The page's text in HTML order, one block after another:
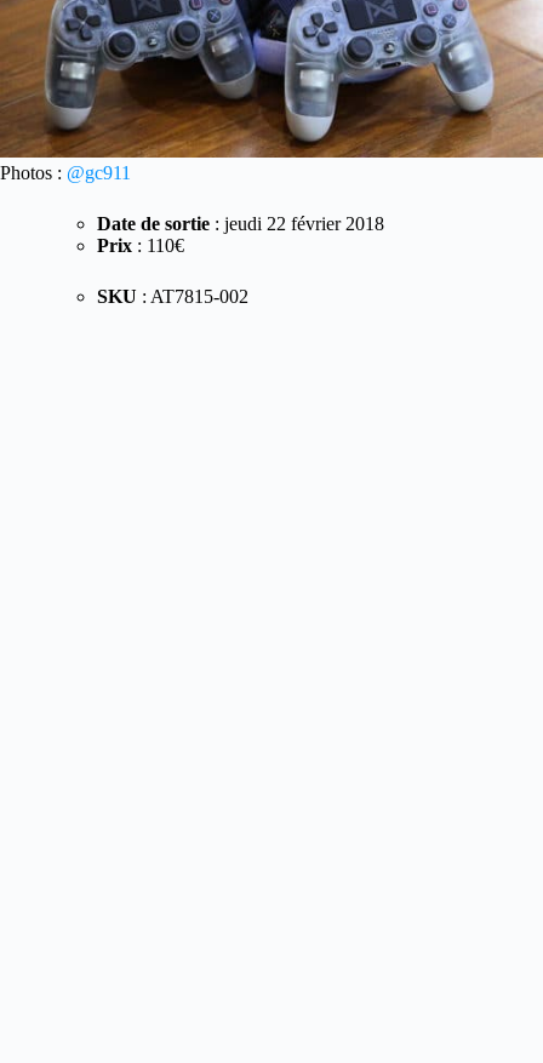
Photos : @gc911
Date de sortie : jeudi 22 février 2018
Prix : 110€
SKU : AT7815-002